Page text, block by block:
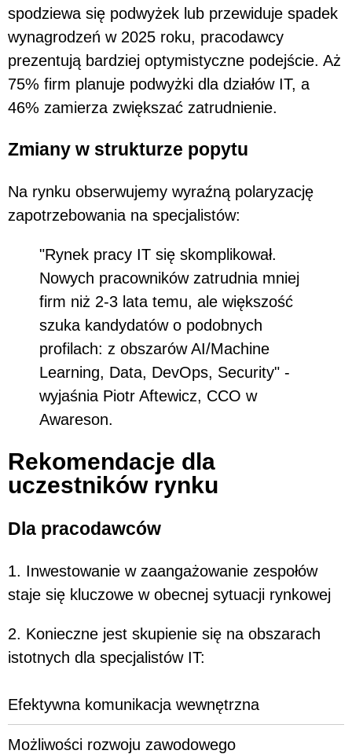
spodziewa się podwyżek lub przewiduje spadek
wynagrodzeń w 2025 roku, pracodawcy
prezentują bardziej optymistyczne podejście. Aż
75% firm planuje podwyżki dla działów IT, a
46% zamierza zwiększać zatrudnienie.
Zmiany w strukturze popytu
Na rynku obserwujemy wyraźną polaryzację
zapotrzebowania na specjalistów:
"Rynek pracy IT się skomplikował.
Nowych pracowników zatrudnia mniej
firm niż 2-3 lata temu, ale większość
szuka kandydatów o podobnych
profilach: z obszarów AI/Machine
Learning, Data, DevOps, Security" -
wyjaśnia Piotr Aftewicz, CCO w
Awareson.
Rekomendacje dla
uczestników rynku
Dla pracodawców
1. Inwestowanie w zaangażowanie zespołów
staje się kluczowe w obecnej sytuacji rynkowej
2. Konieczne jest skupienie się na obszarach
istotnych dla specjalistów IT:
Efektywna komunikacja wewnętrzna
Możliwości rozwoju zawodowego